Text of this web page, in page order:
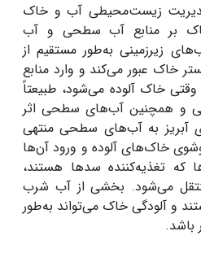
زیست‌محیطی آب و خاک
خاک بر منابع آب سطحی و آب
زیرزمینی به‌طور مستقیم از
خاک عبور می‌کند و وارد منابع
وقتی خاک آلوده می‌شود، طبیعتاً
و همچنین آب‌های سطحی اثر
آبریز به آب‌های سطحی منتهی
خاک‌های آلوده و ورود آن‌ها
که تغذیه‌کننده سدها هستند،
می‌شود. بخشی از آب شرب
و آلودگی خاک می‌تواند به‌طور
باشد.